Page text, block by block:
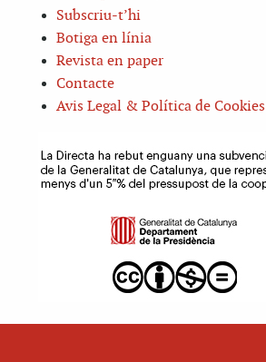
Subscriu-t’hi
Botiga en línia
Revista en paper
Contacte
Avis Legal & Política de Cookies